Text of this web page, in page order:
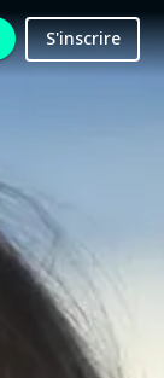
S'inscrire